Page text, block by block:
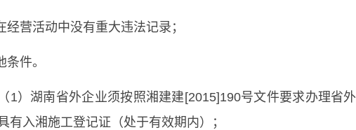
经营活动中没有重大违法记录；
件。
（1）湖南省外企业须按照湘建建[2015]190号文件要求办理省
有入湘施工登记证（处于有效期内）；